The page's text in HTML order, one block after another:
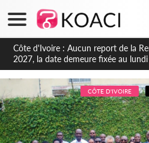
Côte d'Ivoire : Indépendance à
fête nous invite à mesurer le chemin
notre engagement collectif en
CÔTE D'IVOIRE